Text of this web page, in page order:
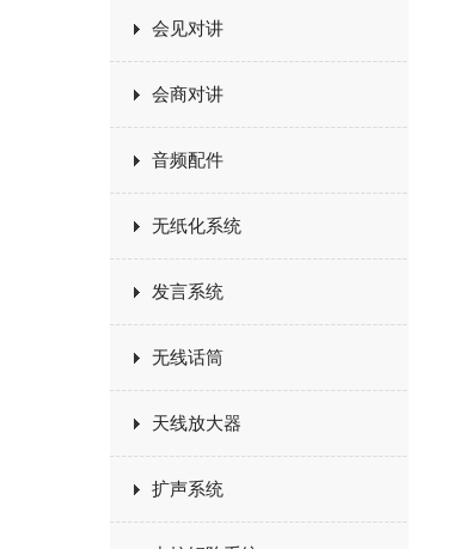
会见对讲
会商对讲
音频配件
无纸化系统
发言系统
无线话筒
天线放大器
扩声系统